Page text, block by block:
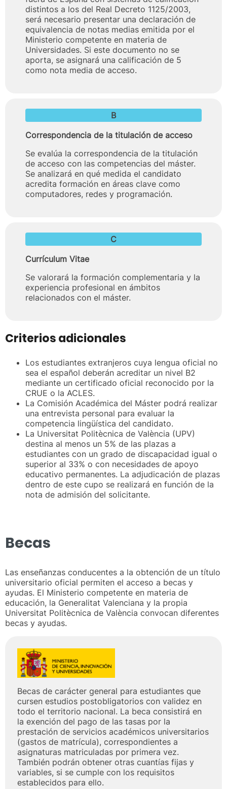
distintos a los del Real Decreto 1125/2003,
será necesario presentar una declaración de
equivalencia de notas medias emitida por el
Ministerio competente en materia de
Universidades. Si este documento no se
aporta, se asignará una calificación de 5
como nota media de acceso.
B
Correspondencia de la titulación de acceso
Se evalúa la correspondencia de la titulación
de acceso con las competencias del máster.
Se analizará en qué medida el candidato
acredita formación en áreas clave como
computadores, redes y programación.
C
Currículum Vitae
Se valorará la formación complementaria y la
experiencia profesional en ámbitos
relacionados con el máster.
Criterios adicionales
Los estudiantes extranjeros cuya lengua oficial no
sea el español deberán acreditar un nivel B2
mediante un certificado oficial reconocido por la
CRUE o la ACLES.
La Comisión Académica del Máster podrá realizar
una entrevista personal para evaluar la
competencia lingüística del candidato.
La Universitat Politècnica de València (UPV)
destina al menos un 5% de las plazas a
estudiantes con un grado de discapacidad igual o
superior al 33% o con necesidades de apoyo
educativo permanentes. La adjudicación de plazas
dentro de este cupo se realizará en función de la
nota de admisión del solicitante.
Becas
Las enseñanzas conducentes a la obtención de un título
universitario oficial permiten el acceso a becas y
ayudas. El Ministerio competente en materia de
educación, la Generalitat Valenciana y la propia
Universitat Politècnica de València convocan diferentes
becas y ayudas.
Becas de carácter general para estudiantes que
cursen estudios postobligatorios con validez en
todo el territorio nacional. La beca consistirá en
la exención del pago de las tasas por la
prestación de servicios académicos universitarios
(gastos de matrícula), correspondientes a
asignaturas matriculadas por primera vez.
También podrán obtener otras cuantías fijas y
variables, si se cumple con los requisitos
establecidos para ello.